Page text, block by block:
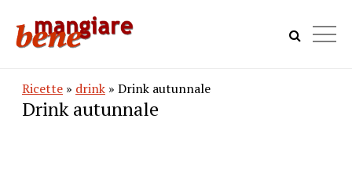
Ricette » drink » Drink autunnale
Drink autunnale